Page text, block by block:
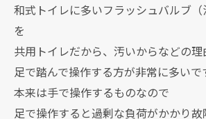
和式トイレに多いフラッシュバルブ（
を
共用トイレだから、汚いからなどの理
足で踏んで操作する方が非常に多いで
本来は手で操作するものなので
足で操作すると過剰な負荷がかかり